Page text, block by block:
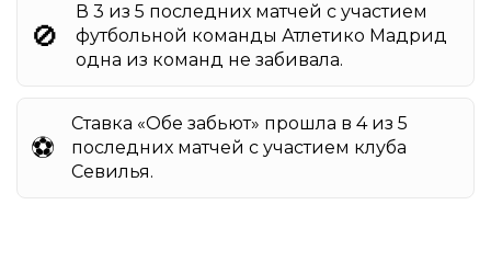
🚫
В 3 из 5 последних матчей с участием
футбольной команды Атлетико Мадрид
одна из команд не забивала.
⚽️
Ставка «Обе забьют» прошла в 4 из 5
последних матчей с участием клуба
Севилья.